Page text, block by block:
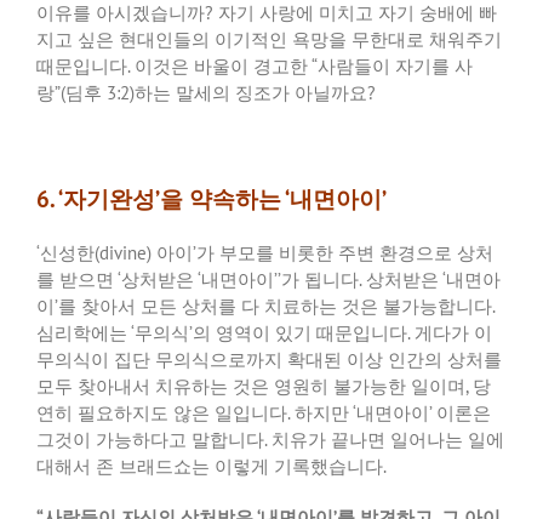
이유를 아시겠습니까? 자기 사랑에 미치고 자기 숭배에 빠
지고 싶은 현대인들의 이기적인 욕망을 무한대로 채워주기
때문입니다. 이것은 바울이 경고한“사람들이 자기를 사
랑”(딤후 3:2)하는 말세의 징조가 아닐까요?
6. ‘자기완성’을 약속하는 ‘내면아이’
‘신성한(divine) 아이’가 부모를 비롯한 주변 환경으로 상처
를 받으면 ‘상처받은 ‘내면아이’’가 됩니다. 상처받은 ‘내면아
이’를 찾아서 모든 상처를 다 치료하는 것은 불가능합니다.
심리학에는 ‘무의식’의 영역이 있기 때문입니다. 게다가 이
무의식이 집단 무의식으로까지 확대된 이상 인간의 상처를
모두 찾아내서 치유하는 것은 영원히 불가능한 일이며, 당
연히 필요하지도 않은 일입니다.하지만‘내면아이’ 이론은
그것이 가능하다고 말합니다. 치유가 끝나면 일어나는 일에
대해서 존 브래드쇼는 이렇게 기록했습니다.